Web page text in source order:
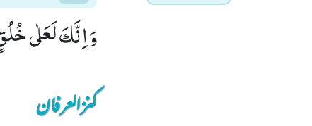
وَ اِنَّكَ لَعَلٰى
کنزالعرفان